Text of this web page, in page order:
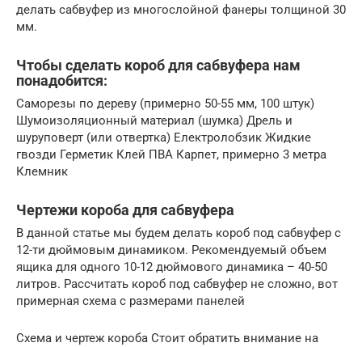
делать сабвуфер из многослойной фанеры толщиной 30
мм.
Чтобы сделать короб для сабвуфера нам
понадобится:
Саморезы по дереву (примерно 50-55 мм, 100 штук)
Шумоизоляционный материал (шумка) Дрель и
шуруповерт (или отвертка) Електролобзик Жидкие
гвозди Герметик Клей ПВА Карпет, примерно 3 метра
Клемник
Чертежи короба для сабвуфера
В данной статье мы будем делать короб под сабвуфер с
12-ти дюймовым динамиком. Рекомендуемый объем
ящика для одного 10-12 дюймового динамика – 40-50
литров. Рассчитать короб под сабвуфер не сложно, вот
примерная схема с размерами панелей
Схема и чертеж короба Стоит обратить внимание на